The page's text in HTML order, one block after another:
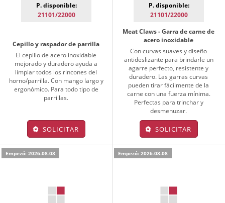
P. disponible:
21101/22000
Cepillo y raspador de parrilla
El cepillo de acero inoxidable
mejorado y duradero ayuda a
limpiar todos los rincones del
horno/parrilla. Con mango largo y
ergonómico. Para todo tipo de
parrillas.
SOLICITAR
P. disponible:
21101/22000
Meat Claws - Garra de carne de
acero inoxidable
Con curvas suaves y diseño
antideslizante para brindarle un
agarre perfecto, resistente y
duradero. Las garras curvas
pueden tirar fácilmente de la
carne con una fuerza mínima.
Perfectas para trinchar y
desmenuzar.
SOLICITAR
Empezó: 2026-08-08 Empezó: 2026-08-08